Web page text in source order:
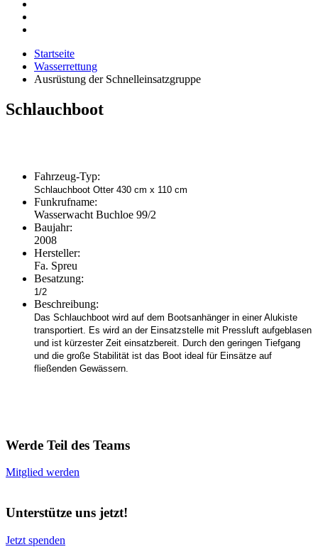
Startseite
Wasserrettung
Ausrüstung der Schnelleinsatzgruppe
Schlauchboot
Fahrzeug-Typ:
Schlauchboot Otter 430 cm x 110 cm
Funkrufname:
Wasserwacht Buchloe 99/2
Baujahr:
2008
Hersteller:
Fa. Spreu
Besatzung:
1/2
Beschreibung:
Das Schlauchboot wird auf dem Bootsanhänger in einer Alukiste
transportiert. Es wird an der Einsatzstelle mit Pressluft aufgeblasen
und ist kürzester Zeit einsatzbereit. Durch den geringen Tiefgang
und die große Stabilität ist das Boot ideal für Einsätze auf
fließenden Gewässern.
Werde Teil des Teams
Mitglied werden
Unterstütze uns jetzt!
Jetzt spenden